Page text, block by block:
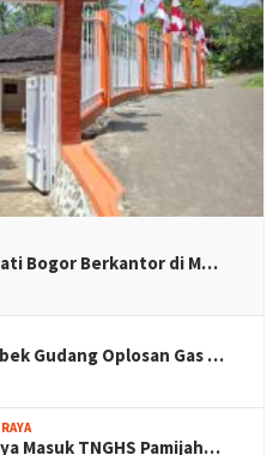
Bogor Berkantor di M…
Gudang Oplosan Gas …
Masuk TNGHS Pamijah…